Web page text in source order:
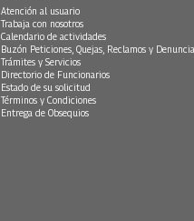
Atención al usuario
Trabaja con nosotros
Calendario de actividades
Buzón Peticiones, Quejas, Reclamos y
Trámites y Servicios
Directorio de Funcionarios
Estado de su solicitud
Términos y Condiciones
Entrega de Obsequios